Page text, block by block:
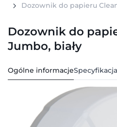
Dozownik do papieru
Dozownik do
Jumbo, biały
Ogólne informacjeSpecyfikacja